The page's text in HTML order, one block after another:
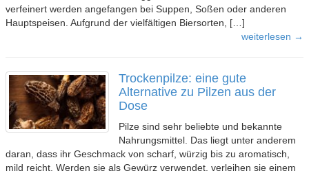
verfeinert werden angefangen bei Suppen, Soßen oder anderen
Hauptspeisen. Aufgrund der vielfältigen Biersorten, […]
weiterlesen →
Trockenpilze: eine gute
Alternative zu Pilzen aus der
Dose
Pilze sind sehr beliebte und bekannte
Nahrungsmittel. Das liegt unter anderem
daran, dass ihr Geschmack von scharf, würzig bis zu aromatisch,
mild reicht. Werden sie als Gewürz verwendet, verleihen sie einem